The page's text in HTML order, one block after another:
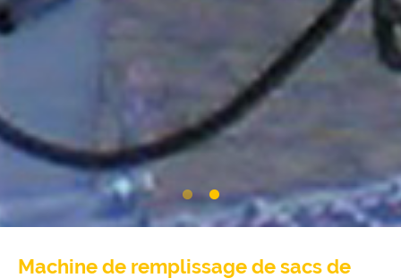
Machine de remplissage de sacs de